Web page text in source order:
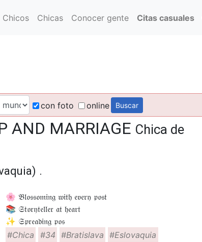
Chicos Chicas Conocer gente Citas casuales
con foto online
AND MARRIAGE Chica de
.
🌸 𝔅𝔩𝔬𝔰𝔰𝔬𝔪𝔦𝔫𝔤 𝔴𝔦𝔱𝔥 𝔢𝔳𝔢𝔯𝔶 𝔭𝔬𝔰𝔱
📚 𝔖𝔱𝔬𝔯𝔶𝔱𝔢𝔩𝔩𝔢𝔯 𝔞𝔱 𝔥𝔢𝔞𝔯𝔱
✨ 𝔖𝔭𝔯𝔢𝔞𝔡𝔦𝔫𝔤 𝔭𝔬𝔰
#Chica
#34 #Bratislava #Eslovaquia